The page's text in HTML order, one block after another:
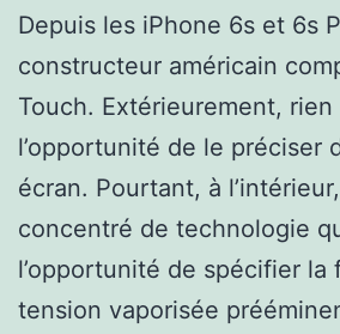
Depuis les iPhone 6s et 6s
constructeur américain
Touch. Extérieurement,
l’opportunité de le préciser
écran. Pourtant, à
concentré de technologie
l’opportunité de spécifier la
tension vaporisée